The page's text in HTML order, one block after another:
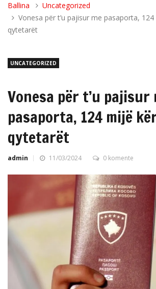
Ballina
Uncategorized
Vonesa për t’u pajisur me pasaporta,
qytetarët
UNCATEGORIZED
Vonesa për t’u pajisur
pasaporta, 124 mijë
qytetarët
admin 11/03/2024 0 komente